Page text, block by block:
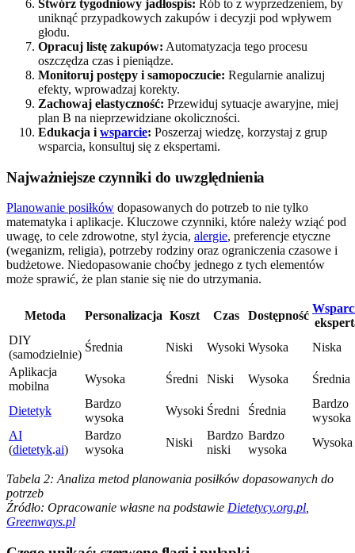
Stwórz tygodniowy jadłospis: Rób to z wyprzedzeniem, by
uniknąć przypadkowych zakupów i decyzji pod wpływem
głodu.
Opracuj listę zakupów: Automatyzacja tego procesu
oszczędza czas i pieniądze.
Monitoruj postępy i samopoczucie: Regularnie analizuj
efekty, wprowadzaj korekty.
Zachowaj elastyczność: Przewiduj sytuacje awaryjne, miej
plan B na nieprzewidziane okoliczności.
Edukacja i wsparcie: Poszerzaj wiedzę, korzystaj z grup
wsparcia, konsultuj się z ekspertami.
Najważniejsze czynniki do uwzględnienia
Planowanie posiłków dopasowanych do potrzeb to nie tylko
matematyka i aplikacje. Kluczowe czynniki, które należy wziąć pod
uwagę, to cele zdrowotne, styl życia, alergie, preferencje etyczne
(weganizm, religia), potrzeby rodziny oraz ograniczenia czasowe i
budżetowe. Niedopasowanie choćby jednego z tych elementów
może sprawić, że plan stanie się nie do utrzymania.
Metoda Personalizacja Koszt Czas Dostępność
DIY
(samodzielnie)
Średnia Niski Wysoki Wysoka
Niska
Aplikacja
mobilna
Wysoka Średni Niski Wysoka Średnia
Dietetyk
Bardzo
wysoka
Wysoki Średni Średnia
Bardzo
wysoka
AI
(dietetyk.ai)
Bardzo
wysoka
Niski
Bardzo
niski
Bardzo
wysoka
Wysoka
Tabela 2: Analiza metod planowania posiłków dopasowanych do
potrzeb
Źródło: Opracowanie własne na podstawie Dietetycy.org.pl
Greenways.pl